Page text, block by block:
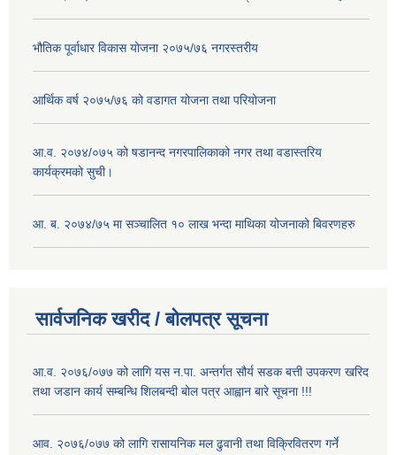
भौतिक पूर्वाधार विकास योजना २०७५/७६ नगरस्तरीय
आर्थिक वर्ष २०७५/७६ को वडागत योजना तथा परियोजना
आ.व. २०७४/०७५ को षडानन्द नगरपालिकाको नगर तथा वडास्तरिय
कार्यक्रमको सुची।
आ. ब. २०७४/७५ मा सञ्चालित १० लाख भन्दा माथिका योजनाको बिवरणहरु
सार्वजनिक खरीद / बोलपत्र सूचना
आ.व. २०७६/०७७ को लागि यस न.पा. अन्तर्गत सौर्य सडक बत्ती उपकरण खरिद
तथा जडान कार्य सम्बन्धि शिलबन्दी बोल पत्र आह्वान बारे सूचना !!!
आव. २०७६/०७७ को लागि रासायनिक मल ढुवानी तथा विक्रिवितरण गर्ने